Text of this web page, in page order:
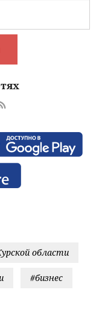
области
#бизнес